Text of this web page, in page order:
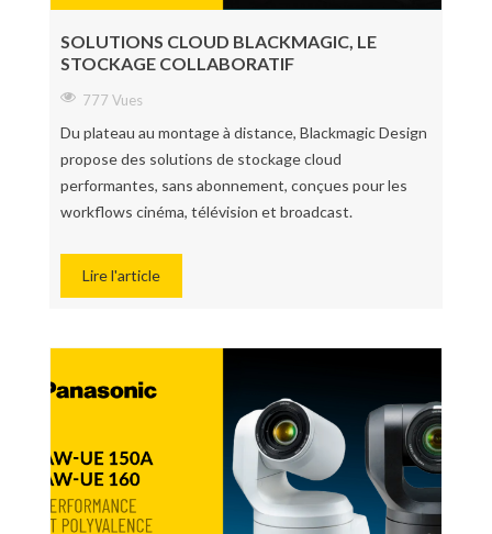
SOLUTIONS CLOUD BLACKMAGIC, LE
STOCKAGE COLLABORATIF
777 Vues
Du plateau au montage à distance, Blackmagic Design
propose des solutions de stockage cloud
performantes, sans abonnement, conçues pour les
workflows cinéma, télévision et broadcast.
Lire l'article